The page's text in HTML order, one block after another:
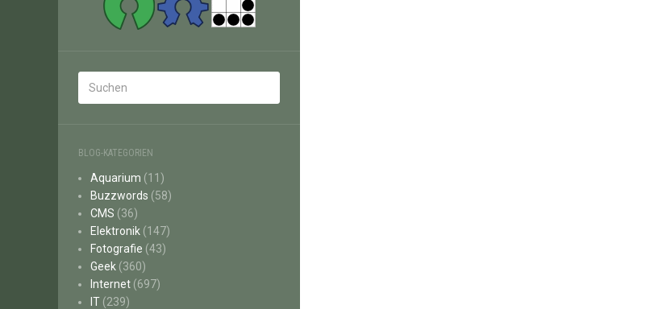
BLOG-KATEGORIEN
Aquarium (11)
Buzzwords (58)
CMS (36)
Elektronik (147)
Fotografie (43)
Geek (360)
Internet (697)
IT (239)